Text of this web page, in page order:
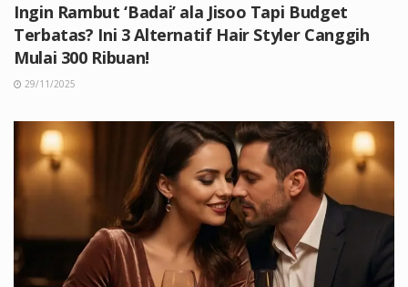
Ingin Rambut ‘Badai’ ala Jisoo Tapi Budget
Terbatas? Ini 3 Alternatif Hair Styler Canggih
Mulai 300 Ribuan!
29/11/2025